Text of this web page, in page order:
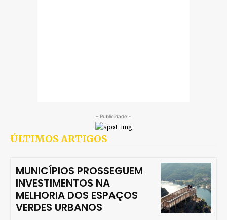
- Publicidade -
ÚLTIMOS ARTIGOS
MUNICÍPIOS PROSSEGUEM
INVESTIMENTOS NA
MELHORIA DOS ESPAÇOS
VERDES URBANOS